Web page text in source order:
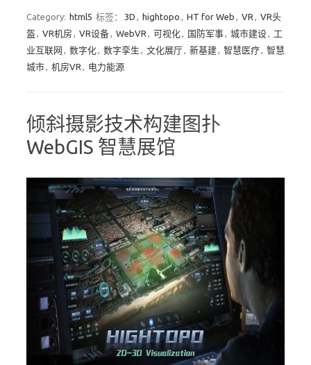
Category: html5 标签： 3D , hightopo , HT for Web , VR , VR头
盔 , VR机房 , VR设备, WebVR , 可视化, 国防军事, 城市建设, 工
业互联网 , 数字化, 数字孪生 , 文化展厅, 新基建, 智慧医疗, 智慧
城市, 机房VR , 电力能源
倾斜摄影技术构建图扑
WebGIS 智慧展馆